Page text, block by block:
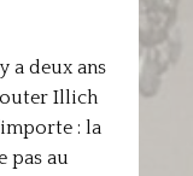
a deux ans
Illich
: la
pas au